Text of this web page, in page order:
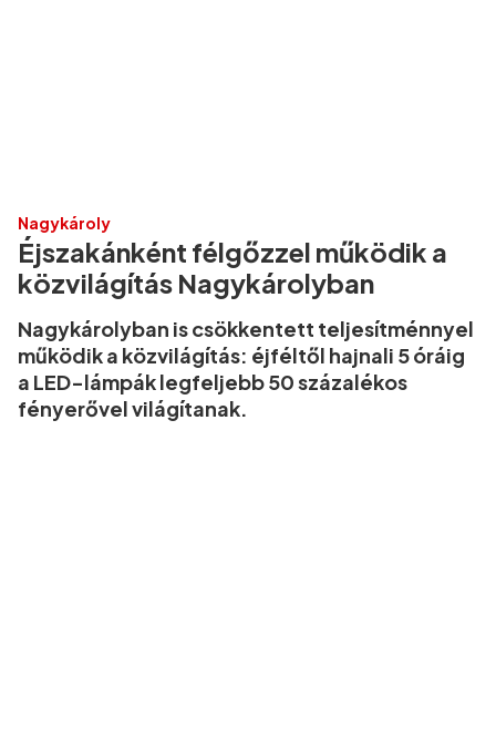
Nagykároly
Éjszakánként félgőzzel működik a
közvilágítás Nagykárolyban
Nagykárolyban is csökkentett teljesítménnyel
működik a közvilágítás: éjféltől hajnali 5 óráig
a LED-lámpák legfeljebb 50 százalékos
fényerővel világítanak.